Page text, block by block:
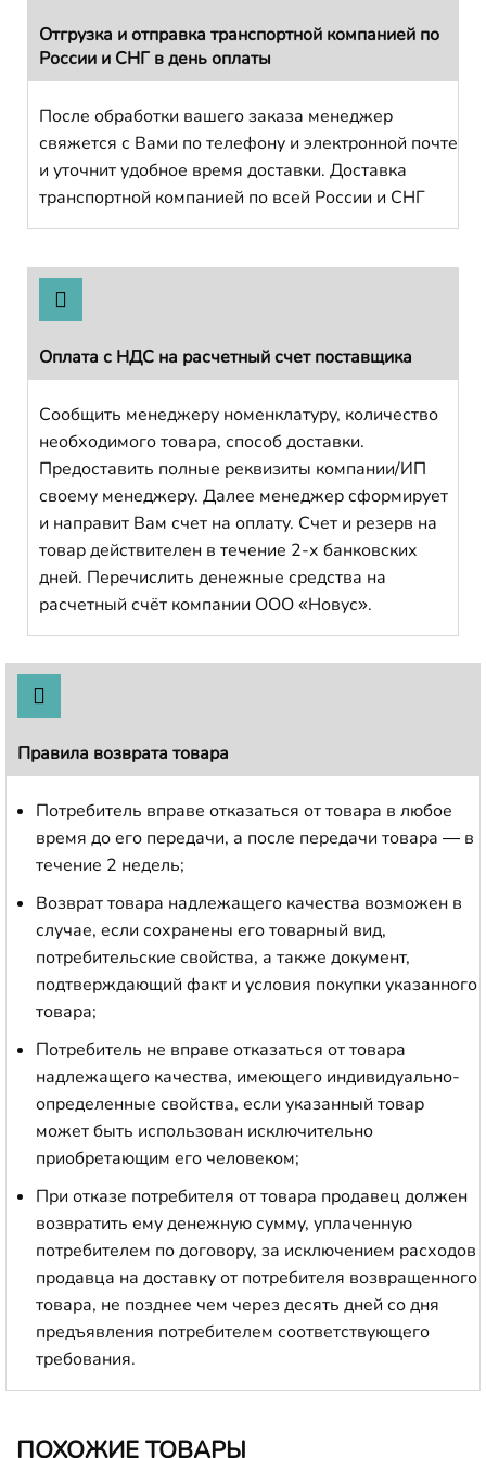
Отгрузка и отправка транспортной компанией по
России и СНГ в день оплаты
После обработки вашего заказа менеджер
свяжется с Вами по телефону и электронной почте
и уточнит удобное время доставки. Доставка
транспортной компанией по всей России и СНГ
Оплата с НДС на расчетный счет поставщика
Сообщить менеджеру номенклатуру, количество
необходимого товара, способ доставки.
Предоставить полные реквизиты компании/ИП
своему менеджеру. Далее менеджер сформирует
и направит Вам счет на оплату. Счет и резерв на
товар действителен в течение 2-х банковских
дней. Перечислить денежные средства на
расчетный счёт компании ООО «Новус».
Правила возврата товара
Потребитель вправе отказаться от товара в любое
время до его передачи, а после передачи товара — в
течение 2 недель;
Возврат товара надлежащего качества возможен в
случае, если сохранены его товарный вид,
потребительские свойства, а также документ,
подтверждающий факт и условия покупки указанного
товара;
Потребитель не вправе отказаться от товара
надлежащего качества, имеющего индивидуально-
определенные свойства, если указанный товар
может быть использован исключительно
приобретающим его человеком;
При отказе потребителя от товара продавец должен
возвратить ему денежную сумму, уплаченную
потребителем по договору, за исключением расходов
продавца на доставку от потребителя возвращенного
товара, не позднее чем через десять дней со дня
предъявления потребителем соответствующего
требования.
ПОХОЖИЕ ТОВАРЫ